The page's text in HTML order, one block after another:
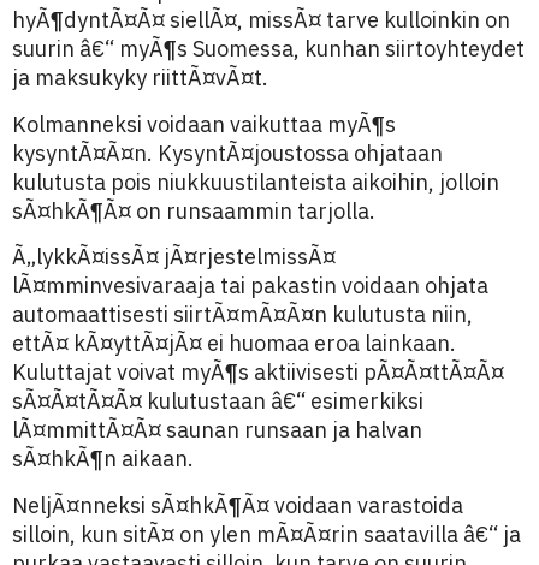
hyÃ¶dyntÃ¤Ã¤ siellÃ¤, missÃ¤ tarve kulloinkin on
suurin â€“ myÃ¶s Suomessa, kunhan siirtoyhteydet
ja maksukyky riittÃ¤vÃ¤t.
Kolmanneksi voidaan vaikuttaa myÃ¶s
kysyntÃ¤Ã¤n. KysyntÃ¤joustossa ohjataan
kulutusta pois niukkuustilanteista aikoihin, jolloin
sÃ¤hkÃ¶Ã¤ on runsaammin tarjolla.
Ã„lykkÃ¤issÃ¤ jÃ¤rjestelmissÃ¤
lÃ¤mminvesivaraaja tai pakastin voidaan ohjata
automaattisesti siirtÃ¤mÃ¤Ã¤n kulutusta niin,
ettÃ¤ kÃ¤yttÃ¤jÃ¤ ei huomaa eroa lainkaan.
Kuluttajat voivat myÃ¶s aktiivisesti pÃ¤Ã¤ttÃ¤Ã¤
sÃ¤Ã¤tÃ¤Ã¤ kulutustaan â€“ esimerkiksi
lÃ¤mmittÃ¤Ã¤ saunan runsaan ja halvan
sÃ¤hkÃ¶n aikaan.
NeljÃ¤nneksi sÃ¤hkÃ¶Ã¤ voidaan varastoida
silloin, kun sitÃ¤ on ylen mÃ¤Ã¤rin saatavilla â€“ ja